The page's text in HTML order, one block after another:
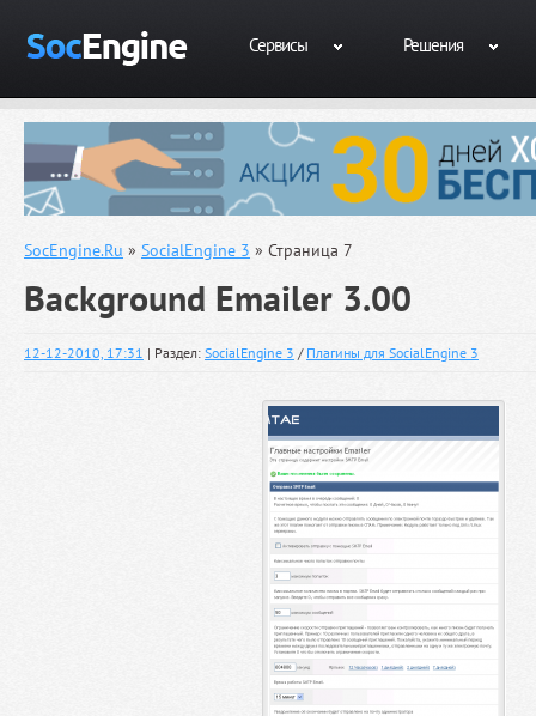
Сервисы Решения
SocEngine.Ru » SocialEngine 3 » Страница 7
Background Emailer 3.00
12-12-2010, 17:31 | Раздел: SocialEngine 3 / Плагины для SocialEngine 3